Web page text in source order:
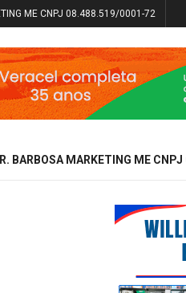
ME CNPJ 08.488.519/0001-72
R. BARBOSA MARKETING ME